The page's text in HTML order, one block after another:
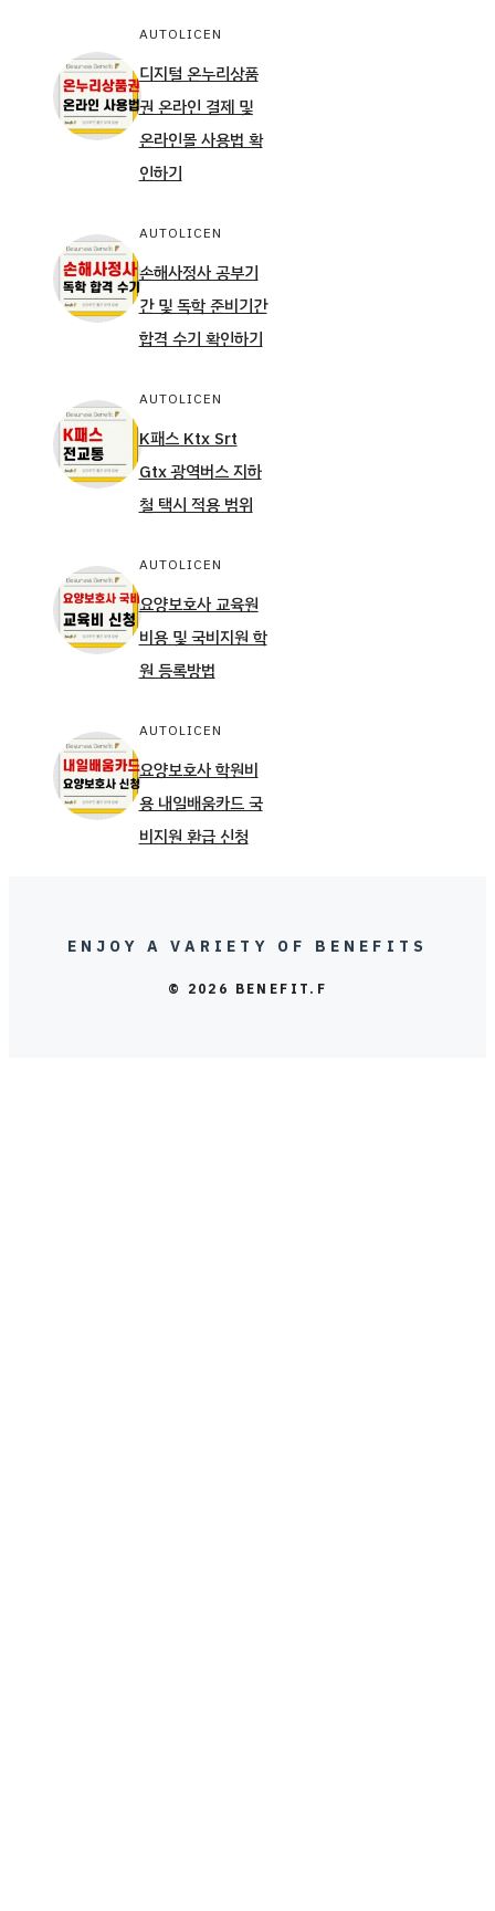
AUTOLICEN
디지털 온누리상품
권 온라인 결제 및
온라인몰 사용법 확
인하기
AUTOLICEN
손해사정사 공부기
간 및 독학 준비기간
합격 수기 확인하기
AUTOLICEN
K패스 Ktx Srt
Gtx 광역버스 지하
철 택시 적용 범위
AUTOLICEN
요양보호사 교육원
비용 및 국비지원 학
원 등록방법
AUTOLICEN
요양보호사 학원비
용 내일배움카드 국
비지원 환급 신청
ENJOY A VARIETY OF BENEFITS
© 2026 BENEFIT.F